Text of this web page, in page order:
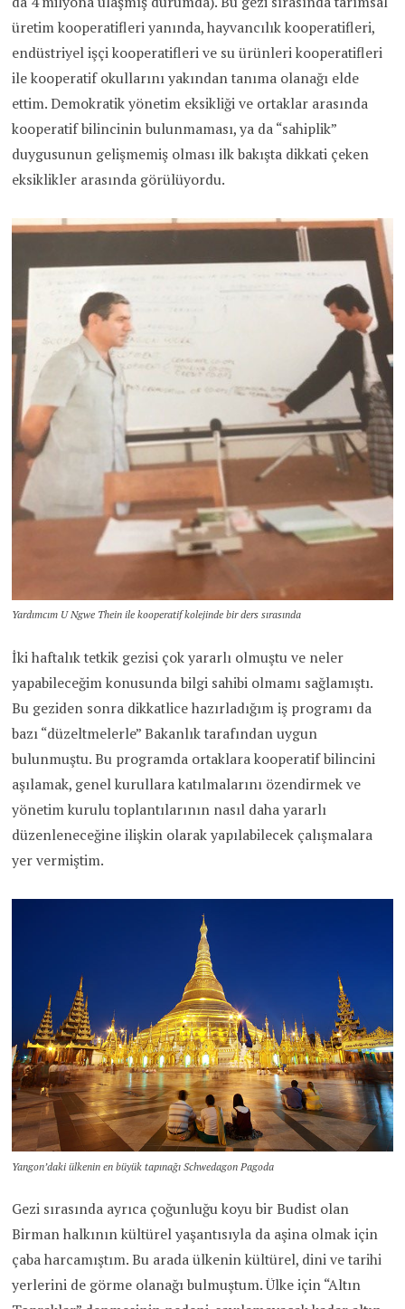
üretim kooperatifleri yanında, hayvancılık kooperatifleri,
endüstriyel işçi kooperatifleri ve su ürünleri kooperatifleri
ile kooperatif okullarını yakından tanıma olanağı elde
ettim. Demokratik yönetim eksikliği ve ortaklar arasında
kooperatif bilincinin bulunmaması, ya da “sahiplik”
duygusunun gelişmemiş olması ilk bakışta dikkati çeken
eksiklikler arasında görülüyordu.
Yardımcım U Ngwe Thein ile kooperatif kolejinde bir ders sırasında
İki haftalık tetkik gezisi çok yararlı olmuştu ve neler
yapabileceğim konusunda bilgi sahibi olmamı sağlamıştı.
Bu geziden sonra dikkatlice hazırladığım iş programı da
bazı “düzeltmelerle” Bakanlık tarafından uygun
bulunmuştu. Bu programda ortaklara kooperatif bilincini
aşılamak, genel kurullara katılmalarını özendirmek ve
yönetim kurulu toplantılarının nasıl daha yararlı
düzenleneceğine ilişkin olarak yapılabilecek çalışmalara
yer vermiştim.
Yangon’daki ülkenin en büyük tapınağı Schwedagon Pagoda
Gezi sırasında ayrıca çoğunluğu koyu bir Budist olan
Birman halkının kültürel yaşantısıyla da aşina olmak için
çaba harcamıştım. Bu arada ülkenin kültürel, dini ve tarihi
yerlerini de görme olanağı bulmuştum. Ülke için “Altın